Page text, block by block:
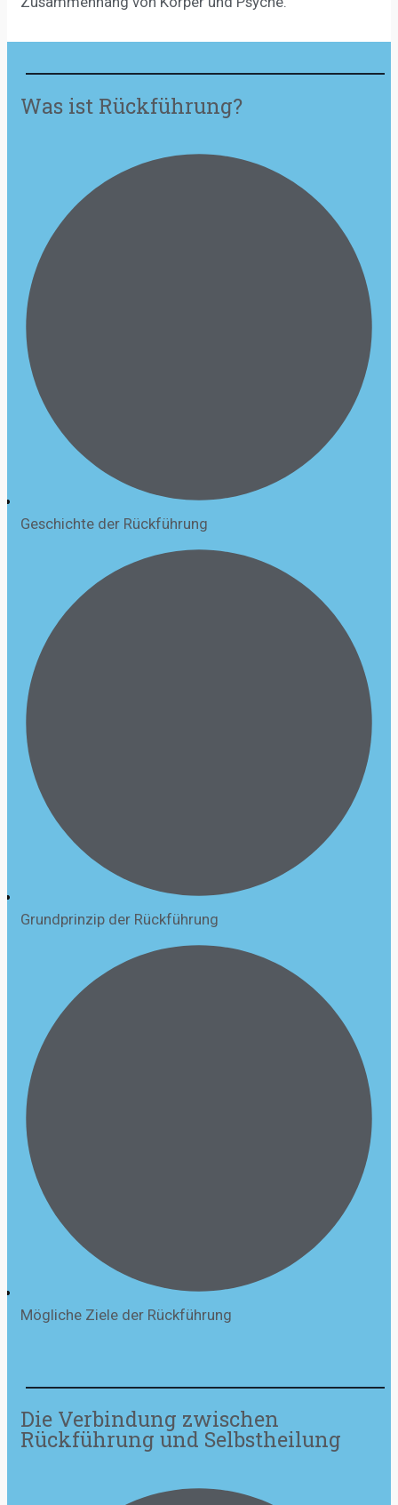
Was ist Rückführung?
Geschichte der Rückführung
Grundprinzip der Rückführung
Mögliche Ziele der Rückführung
Die Verbindung zwischen
Rückführung und Selbstheilung